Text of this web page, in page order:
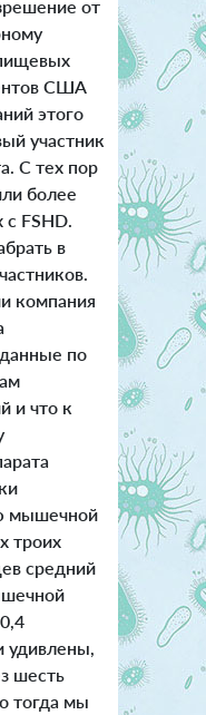
от
США
этого
участник
С тех пор
более
FSHD.
в
компания
по
и что к
мышечной
троих
средний
шесть
тогда мы